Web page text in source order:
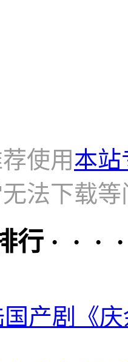
使用本站
法下载等
行 · · ·
国产剧《